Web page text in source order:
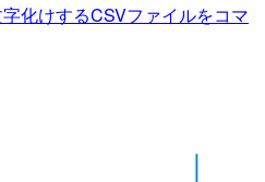
化けするCSVファイルをコマ